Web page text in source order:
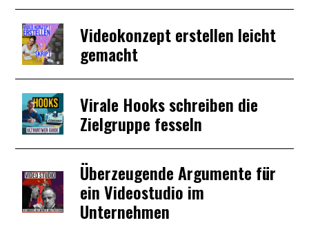
Videokonzept erstellen leicht
gemacht
Virale Hooks schreiben die
Zielgruppe fesseln
Überzeugende Argumente für
ein Videostudio im
Unternehmen